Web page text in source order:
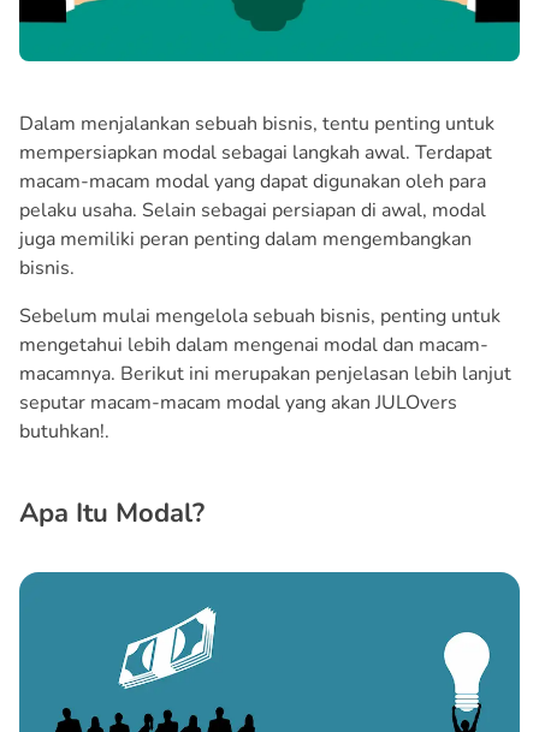
Dalam menjalankan sebuah bisnis, tentu penting untuk
mempersiapkan modal sebagai langkah awal. Terdapat
macam-macam modal yang dapat digunakan oleh para
pelaku usaha. Selain sebagai persiapan di awal, modal
juga memiliki peran penting dalam mengembangkan
bisnis.
Sebelum mulai mengelola sebuah bisnis, penting untuk
mengetahui lebih dalam mengenai modal dan macam-
macamnya. Berikut ini merupakan penjelasan lebih lanjut
seputar macam-macam modal yang akan JULOvers
butuhkan!.
Apa Itu Modal?